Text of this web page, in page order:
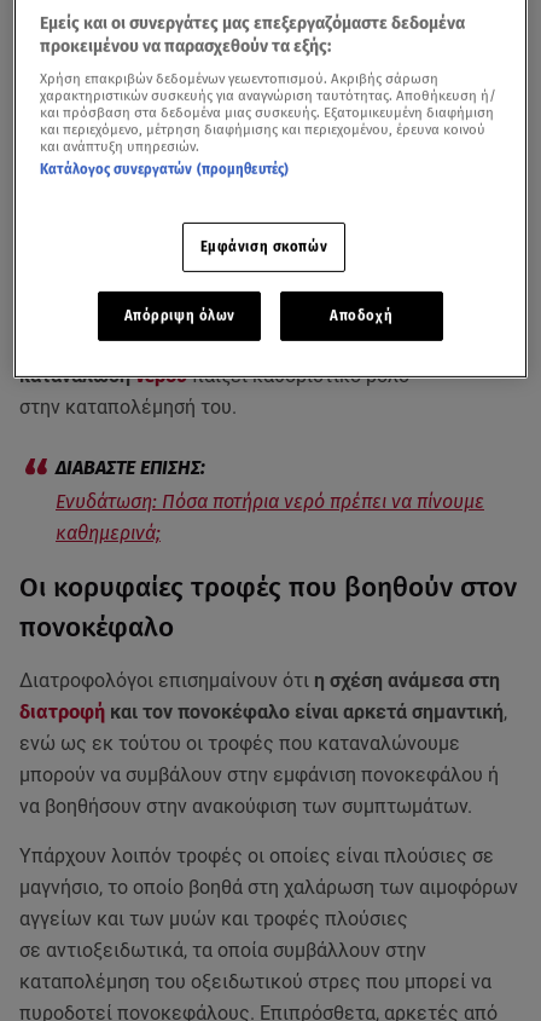
τροφέςπου βοηθούν στην αποτελεσματική
ανακούφισηαπό τον πονοκέφαλο, ενώ καιη επαρκής
κατανάλωσηνερού παίζει καθοριστικό ρόλο
στην καταπολέμησή του.
Ενυδάτωση: Πόσα ποτήρια νερό πρέπει να πίνουμε
καθημερινά;
Οι κορυφαίες τροφές που βοηθούν στον
πονοκέφαλο
Διατροφολόγοι επισημαίνουν ότι η σχέση ανάμεσα στη
διατροφή και τον πονοκέφαλο είναι αρκετά σημαντική,
ενώ ως εκ τούτου οι τροφές που καταναλώνουμε
μπορούν να συμβάλουν στην εμφάνιση πονοκεφάλου ή
να βοηθήσουν στην ανακούφιση των συμπτωμάτων.
Υπάρχουν λοιπόν τροφές οι οποίες είναι πλούσιες σε
μαγνήσιο, το οποίο βοηθά στη χαλάρωση των αιμοφόρων
αγγείων και των μυών και τροφές πλούσιες
σε αντιοξειδωτικά, τα οποία συμβάλλουν στην
καταπολέμηση του οξειδωτικού στρες που μπορεί να
πυροδοτεί πονοκεφάλους. Επιπρόσθετα, αρκετές από
Εμείς και οι συνεργάτες μας επεξεργαζόμαστε δεδομένα
προκειμένου να παρασχεθούν τα εξής:
Χρήση επακριβών δεδομένων γεωεντοπισμού. Ακριβής σάρωση
χαρακτηριστικών συσκευής για αναγνώριση ταυτότητας. Αποθήκευση ή/
και πρόσβαση στα δεδομένα μιας συσκευής. Εξατομικευμένη διαφήμιση
και περιεχόμενο, μέτρηση διαφήμισης και περιεχομένου, έρευνα κοινού
και ανάπτυξη υπηρεσιών.
Κατάλογος συνεργατών (προμηθευτές)
Εμφάνιση σκοπών
Απόρριψη όλων Αποδοχή